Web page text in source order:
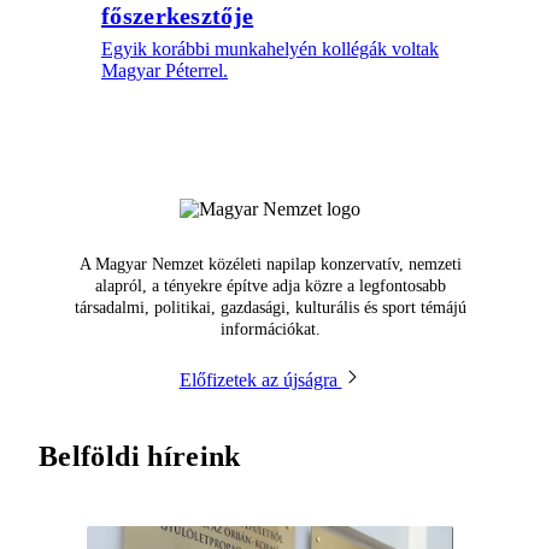
főszerkesztője
Egyik korábbi munkahelyén kollégák voltak
Magyar Péterrel.
A Magyar Nemzet közéleti napilap konzervatív, nemzeti
alapról, a tényekre építve adja közre a legfontosabb
társadalmi, politikai, gazdasági, kulturális és sport témájú
információkat.
Előfizetek az újságra
Belföldi híreink